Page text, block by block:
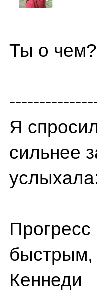
Ты о чем?
Я
сильнее
быстрым,
Кеннеди